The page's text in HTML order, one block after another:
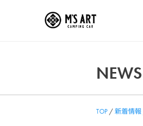
NEWS
TOP /新着情報